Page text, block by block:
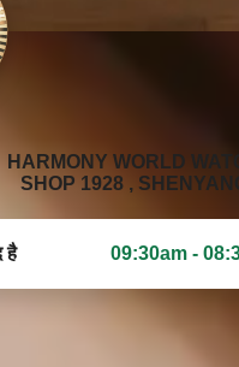
‭HARMONY WORLD
SHOP 1928 ,
है 09:30am -